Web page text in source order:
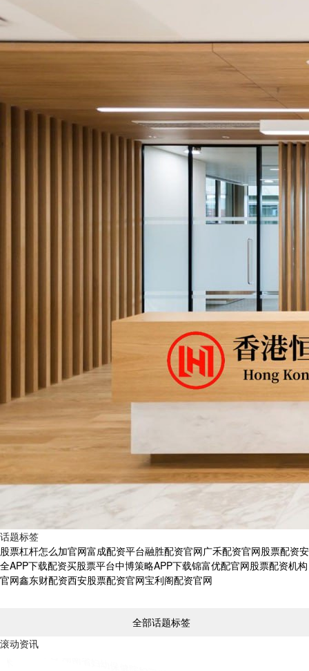
话题标签
股票杠杆怎么加官网富成配资平台融胜配资官网广禾配资官网股票配资安
全APP下载配资买股票平台中博策略APP下载锦富优配官网股票配资机构
官网鑫东财配资西安股票配资官网宝利阁配资官网
全部话题标签
滚动资讯